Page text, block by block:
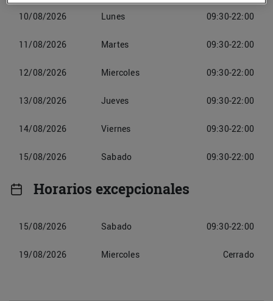
10/08/2026 Lunes 09:30-22:00
11/08/2026 Martes 09:30-22:00
12/08/2026 Miercoles 09:30-22:00
13/08/2026 Jueves 09:30-22:00
14/08/2026 Viernes 09:30-22:00
15/08/2026 Sabado 09:30-22:00
Horarios excepcionales
15/08/2026 Sabado 09:30-22:00
19/08/2026 Miercoles Cerrado